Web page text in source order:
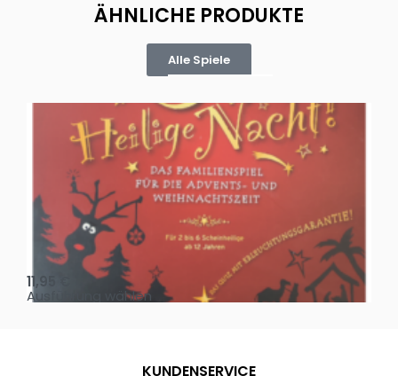
ÄHNLICHE PRODUKTE
Alle Spiele
Oh, heilige Nacht!
11,95
Ausführung wählen
KUNDENSERVICE